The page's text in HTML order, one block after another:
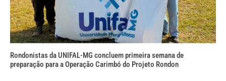
Rondonistas da UNIFAL-MG concluem primeira semana de
preparação para a Operação Carimbó do Projeto Rondon